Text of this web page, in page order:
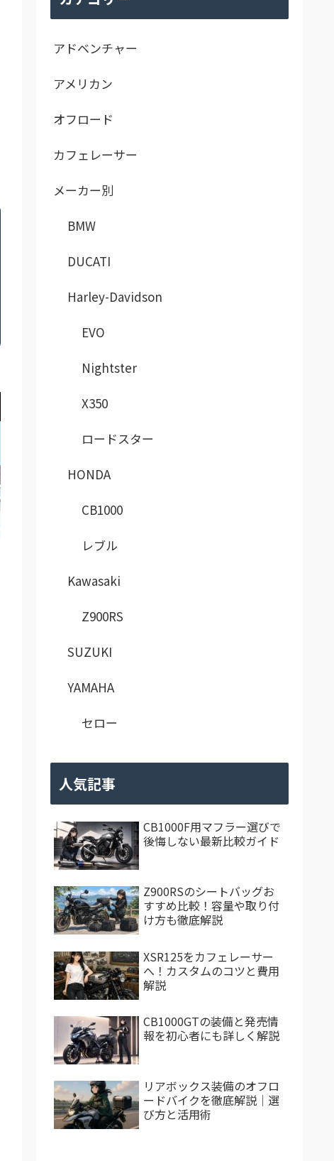
アドベンチャー
アメリカン
オフロード
カフェレーサー
メーカー別
BMW
DUCATI
Harley-Davidson
EVO
Nightster
X350
ロードスター
HONDA
CB1000
レブル
Kawasaki
Z900RS
SUZUKI
YAMAHA
セロー
人気記事
CB1000F用マフラー選びで
後悔しない最新比較ガイド
Z900RSのシートバッグお
すすめ比較！容量や取り付
け方も徹底解説
XSR125をカフェレーサー
へ！カスタムのコツと費用
解説
CB1000GTの装備と発売情
報を初心者にも詳しく解説
リアボックス装備のオフロ
ードバイクを徹底解説｜選
び方と活用術